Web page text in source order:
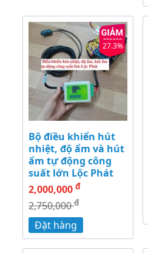
27.3%
Bộ điều khiển hút
nhiệt, độ ẩm và hút
ẩm tự động công
suất lớn Lộc Phát
2,000,000 đ
2,750,000đ
Đặt hàng